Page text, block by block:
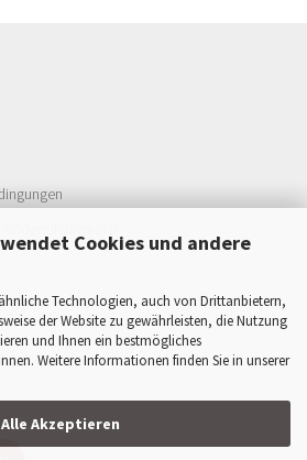
Cookies und andere
Technologien, auch von Drittanbietern,
der Website zu gewährleisten, die Nutzung
und Ihnen ein bestmögliches
Weitere Informationen finden Sie in unserer
Alle Akzeptieren